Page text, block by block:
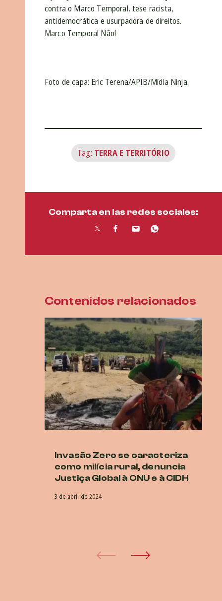
contra o Marco Temporal, tese racista,
antidemocrática e usurpadora de direitos.
Marco Temporal Não!
Foto de capa: Eric Terena/APIB/Mídia Ninja.
Tag: TERRA E TERRITÓRIO
Comparta en las redes sociales:
Contenidos relacionados
Invasão Zero se caracteriza
como milícia rural, denuncia
Justiça Global à ONU e à CIDH
3 de abril de 2024